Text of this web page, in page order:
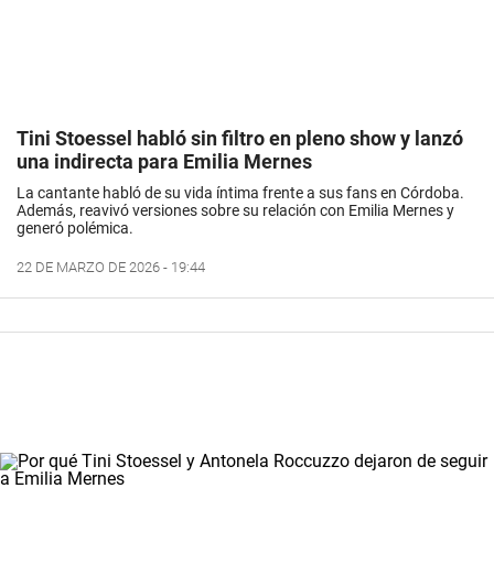
Tini Stoessel habló sin filtro en pleno show y lanzó
una indirecta para Emilia Mernes
La cantante habló de su vida íntima frente a sus fans en Córdoba.
Además, reavivó versiones sobre su relación con Emilia Mernes y
generó polémica.
22 DE MARZO DE 2026 - 19:44